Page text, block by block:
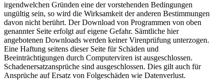
irgendwelchen Gründen eine der vorstehenden Bedingungen
ungültig sein, so wird die Wirksamkeit der anderen Bestimmungen
davon nicht berührt. Der Download von Programmen von oben
genannter Seite erfolgt auf eigene Gefahr. Sämtliche hier
angebotenen Downloads werden keiner Virenprüfung unterzogen.
Eine Haftung seitens dieser Seite für Schäden und
Beeinträchtigungen durch Computerviren ist ausgeschlossen.
Schadenersatzansprüche sind ausgeschlossen. Dies gilt auch für
Ansprüche auf Ersatz von Folgeschäden wie Datenverlust.